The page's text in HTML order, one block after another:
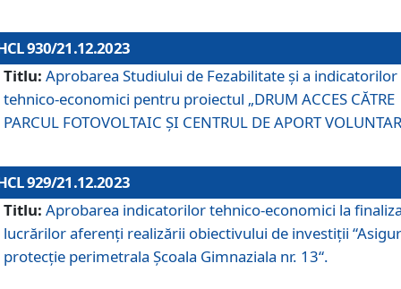
930/21.12.2023
Titlu: Aprobarea Studiului de Fezabilitate și a indicatorilor
tehnico-economici pentru proiectul „DRUM ACCES CĂTRE
PARCUL FOTOVOLTAIC ȘI CENTRUL DE APORT
929/21.12.2023
Titlu: Aprobarea indicatorilor tehnico-economici la
lucrărilor aferenți realizării obiectivului de investiții
protecție perimetrala Școala Gimnaziala nr. 13“.